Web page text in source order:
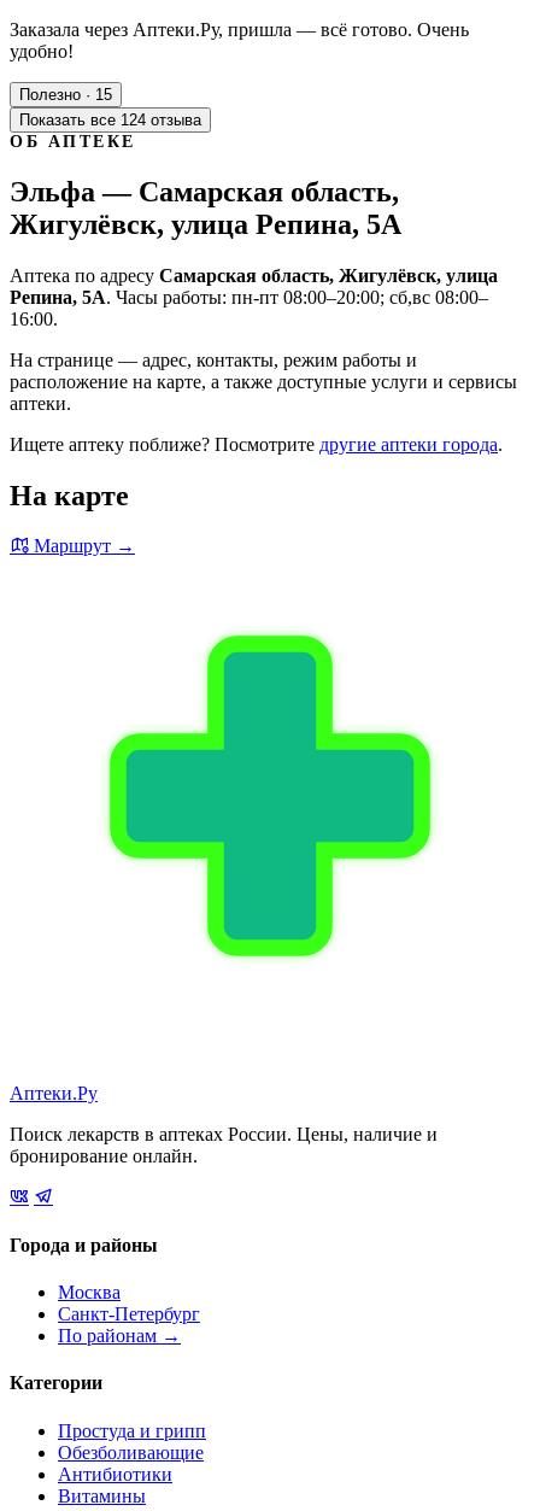
Заказала через Аптеки.Ру, пришла — всё готово. Очень
удобно!
Полезно · 15
Показать все 124 отзыва
ОБ АПТЕКЕ
Эльфа — Самарская область,
Жигулёвск, улица Репина, 5А
Аптека по адресу Самарская область, Жигулёвск, улица
Репина, 5А. Часы работы: пн-пт 08:00–20:00; сб,вс 08:00–
16:00.
На странице — адрес, контакты, режим работы и
расположение на карте, а также доступные услуги и сервисы
аптеки.
Ищете аптеку поближе? Посмотрите другие аптеки города.
На карте
Маршрут →
Аптеки.Ру
Поиск лекарств в аптеках России. Цены, наличие и
бронирование онлайн.
Города и районы
Москва
Санкт-Петербург
По районам →
Категории
Простуда и грипп
Обезболивающие
Антибиотики
Витамины